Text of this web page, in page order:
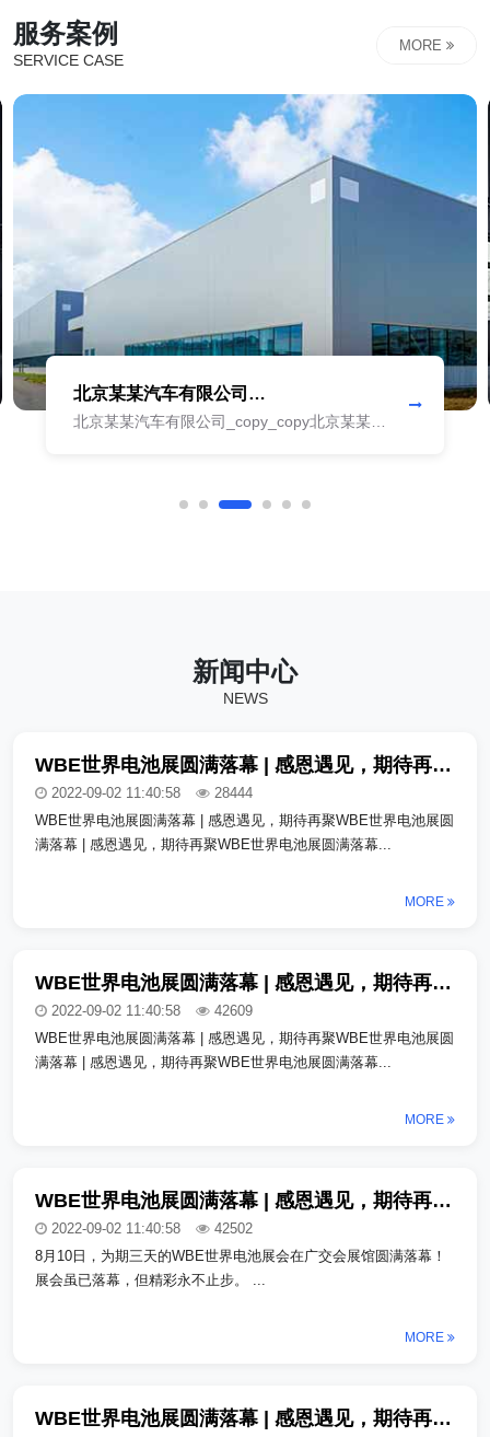
业升级赋能...
服务案例
SERVICE CASE
MORE
上海某某汽车有限公司_copy_copy
上海某某汽车有限公司_copy上海某某汽车有
汽车有限公司_copy上海某某汽车有限公司
新闻中心
NEWS
WBE世界电池展圆满落幕 | 感恩遇见，期待再聚_copy_copy_copy
2022-09-02 11:40:58
28444
WBE世界电池展圆满落幕 | 感恩遇见，期待再聚WBE世界电池展圆
满落幕 | 感恩遇见，期待再聚WBE世界电池展圆满落幕...
MORE
WBE世界电池展圆满落幕 | 感恩遇见，期待再聚_copy_copy
2022-09-02 11:40:58
42609
WBE世界电池展圆满落幕 | 感恩遇见，期待再聚WBE世界电池展圆
满落幕 | 感恩遇见，期待再聚WBE世界电池展圆满落幕...
MORE
WBE世界电池展圆满落幕 | 感恩遇见，期待再聚_copy_copy_copy
2022-09-02 11:40:58
42502
8月10日，为期三天的WBE世界电池展会在广交会展馆圆满落幕！
展会虽已落幕，但精彩永不止步。 ...
MORE
WBE世界电池展圆满落幕 | 感恩遇见，期待再聚_copy_copy_copy